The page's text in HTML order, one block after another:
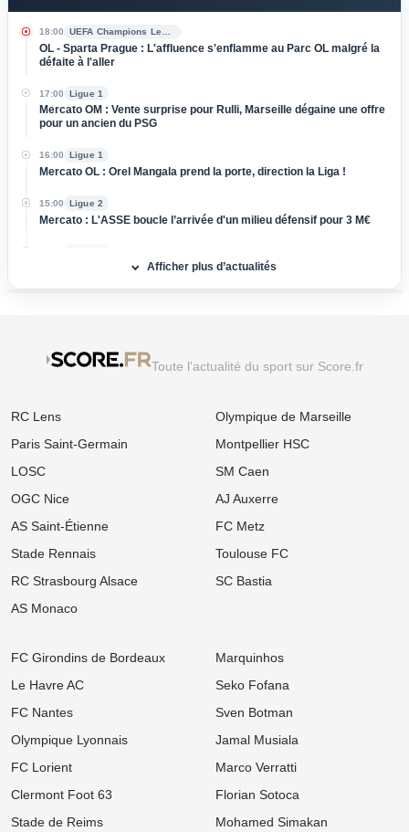
18:00 UEFA Champions League
OL - Sparta Prague : L'affluence s'enflamme au Parc OL malgré la
défaite à l'aller
17:00 Ligue 1
Mercato OM : Vente surprise pour Rulli, Marseille dégaine une offre
pour un ancien du PSG
16:00 Ligue 1
Mercato OL : Orel Mangala prend la porte, direction la Liga !
15:00 Ligue 2
Mercato : L'ASSE boucle l’arrivée d'un milieu défensif pour 3 M€
Mercato Rennes : Naples et l'AC Milan foncent sur Breel Embolo !
12:00 Ligue 1
Mercato OL : Accord trouvé avec une pépite de la Coupe du
11:00
Mercato Rennes : Fulham et Liverpool à l'affût, le SRFC résiste
pour Aït Boudlal
Mercato PSG : Luis Enrique pousse un crack de 18 ans vers la
prépare son grand retour à Lille !
08:00 Ligue 1
Ligue 1 : « Le Brighton français », le projet ambitieux du TFC
Mercato LOSC, OM : Chancel Mbemba s'envole vers l'Arabie
saoudite à Al-Diraiyah
06/08 Ligue 2
jackpot en vue pour les Verts ?
Afficher plus d’actualités
Toute l'actualité du sport sur Score.fr
RC Lens
Paris Saint-Germain
LOSC
OGC Nice
AS Saint-Étienne
Stade Rennais
RC Strasbourg Alsace
AS Monaco
Olympique de Marseille
Montpellier HSC
SM Caen
AJ Auxerre
FC Metz
Toulouse FC
SC Bastia
FC Girondins de Bordeaux
Le Havre AC
FC Nantes
Olympique Lyonnais
FC Lorient
Clermont Foot 63
Stade de Reims
Marquinhos
Seko Fofana
Sven Botman
Jamal Musiala
Marco Verratti
Florian Sotoca
Mohamed Simakan